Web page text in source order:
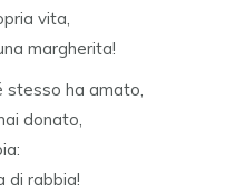
vita,
margherita!
stesso ha amato,
donato,
di rabbia!